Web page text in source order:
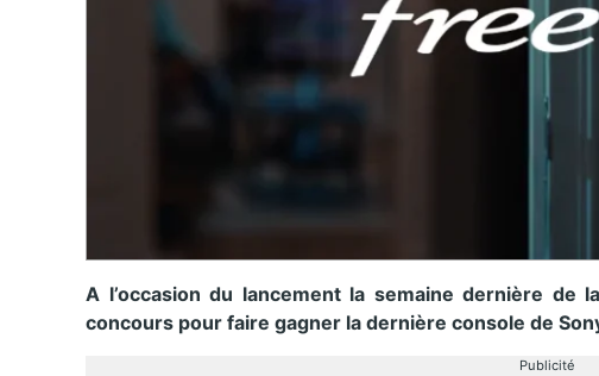
A l’occasion du lancement la semaine dernière de
concours pour faire gagner la dernière console de
Publicité